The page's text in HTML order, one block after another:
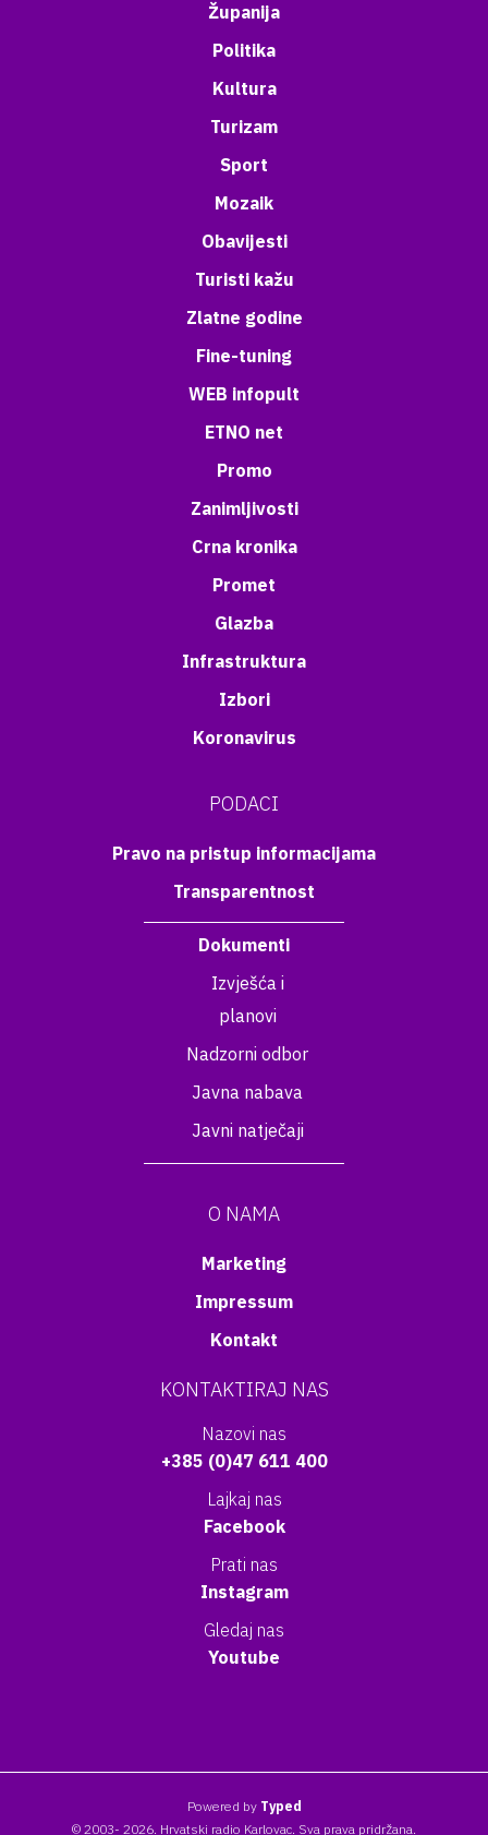
Županija
Politika
Kultura
Turizam
Sport
Mozaik
Obavijesti
Turisti kažu
Zlatne godine
Fine-tuning
WEB infopult
ETNO net
Promo
Zanimljivosti
Crna kronika
Promet
Glazba
Infrastruktura
Izbori
Koronavirus
PODACI
Pravo na pristup informacijama
Transparentnost
Dokumenti
Izvješća i
planovi
Nadzorni odbor
Javna nabava
Javni natječaji
O NAMA
Marketing
Impressum
Kontakt
KONTAKTIRAJ NAS
Nazovi nas
+385 (0)47 611 400
Lajkaj nas
Facebook
Prati nas
Instagram
Gledaj nas
Youtube
Powered by Typed
© 2003- 2026. Hrvatski radio Karlovac. Sva prava pridržana.